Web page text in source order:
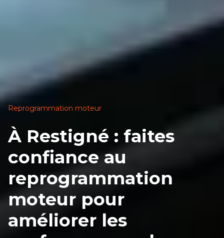
Reprogrammation moteur
À Restigné : faites
confiance au
reprogrammation
moteur pour
améliorer les